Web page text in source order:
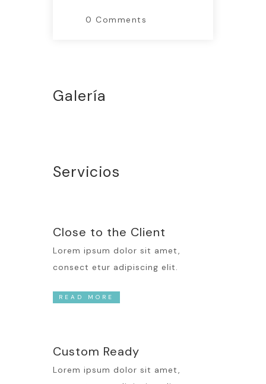
0 Comments
Galería
Servicios
Close to the Client
Lorem ipsum dolor sit amet,
consect etur adipiscing elit.
READ MORE
Custom Ready
Lorem ipsum dolor sit amet,